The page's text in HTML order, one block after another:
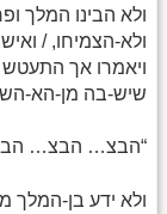
ולא הבינו המלך
ולא-הצמיחו, /
ויאמרו אך
שיש-בה מן-הא-
“הבצ… הבצ…
ולא ידע בן-המלך